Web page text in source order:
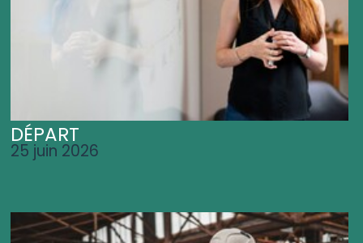
DÉPART
25 juin 2026